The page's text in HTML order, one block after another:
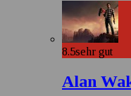
8.5sehr gut
Alan